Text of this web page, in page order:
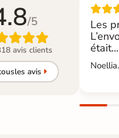
/5
avis clients
les avis
Les
était...